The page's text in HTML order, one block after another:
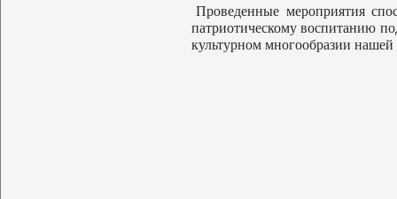
Проведенные мероприятия
патриотическому воспитанию
культурном многообразии